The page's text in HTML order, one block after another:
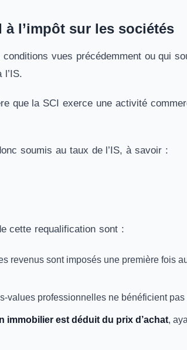
à l’impôt sur les sociétés
vues précédemment ou qui
que la SCI exerce une activité
soumis au taux de l’IS, à savoir :
cette requalification sont :
revenus sont imposés une première fois
values professionnelles ne bénéficient pas
immobilier est déduit du prix d’achat,